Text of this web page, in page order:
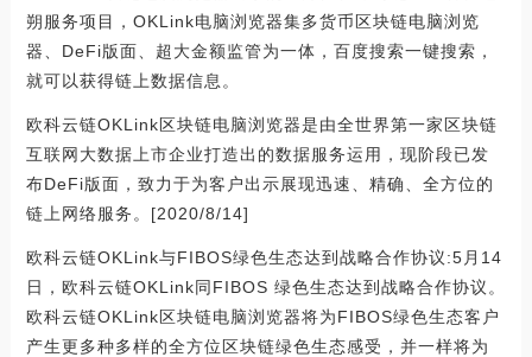
朔服务项目，OKLink电脑浏览器集多货币区块链电脑浏览
器、DeFi版面、超大金额监管为一体，百度搜索一键搜索，
就可以获得链上数据信息。
欧科云链OKLink区块链电脑浏览器是由全世界第一家区块链
互联网大数据上市企业打造出的数据服务运用，现阶段已发
布DeFi版面，致力于为客户出示展现迅速、精确、全方位的
链上网络服务。[2020/8/14]
欧科云链OKLink与FIBOS绿色生态达到战略合作协议:5月14
日，欧科云链OKLink同FIBOS 绿色生态达到战略合作协议。
欧科云链OKLink区块链电脑浏览器将为FIBOS绿色生态客户
产生更多种多样的全方位区块链绿色生态感受，并一样将为